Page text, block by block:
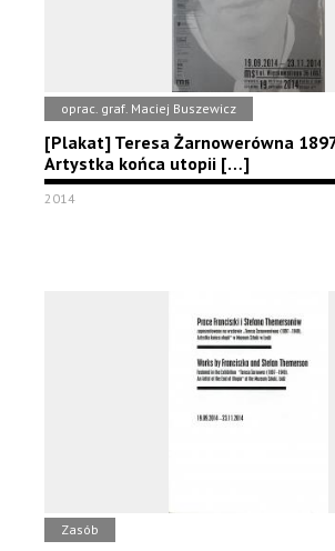
oprac. graf. Maciej Buszewicz
[Plakat] Teresa Żarnowerówna
Artystka końca utopii […]
2014
Zasób